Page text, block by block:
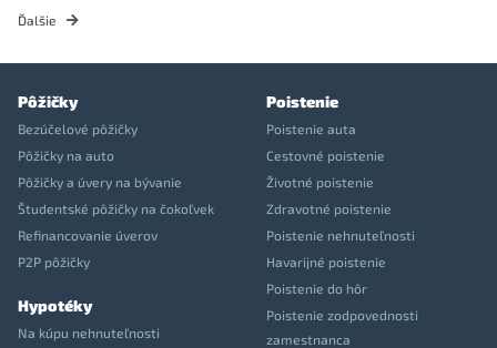
Ďalšie
Pôžičky
Bezúčelové pôžičky
Pôžičky na auto
Pôžičky a úvery na bývanie
Študentské pôžičky na čokoľvek
Refinancovanie úverov
P2P pôžičky
Hypotéky
Na kúpu nehnuteľnosti
Poistenie
Poistenie auta
Cestovné poistenie
Životné poistenie
Zdravotné poistenie
Poistenie nehnuteľnosti
Havarijné poistenie
Poistenie do hôr
Poistenie zodpovednosti
zamestnanca